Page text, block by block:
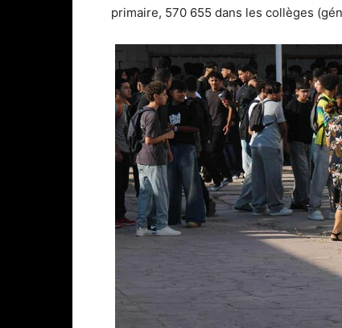
primaire, 570 655 dans les collèges